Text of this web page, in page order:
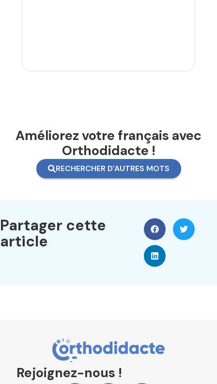
Améliorez votre français avec
Orthodidacte !
RECHERCHER D'AUTRES MOTS
Partager cette
article
Rejoignez-nous !